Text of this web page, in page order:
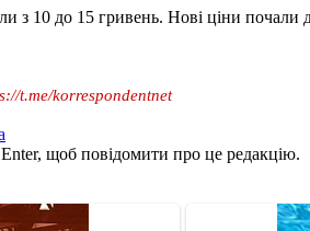
з 10 до 15 гривень. Нові ціни почали
t.me/korrespondentnet
щоб повідомити про це редакцію.